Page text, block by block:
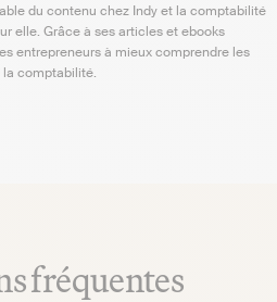
du contenu chez Indy et la comptabilité
elle. Grâce à ses articles et ebooks
entrepreneurs à mieux comprendre les
comptabilité.
fréquentes